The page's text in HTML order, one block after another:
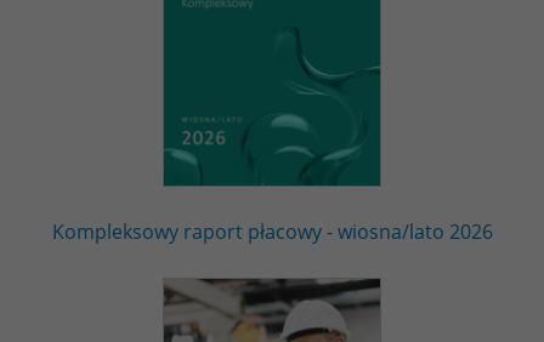
Kompleksowy raport płacowy - wiosna/lato 2026